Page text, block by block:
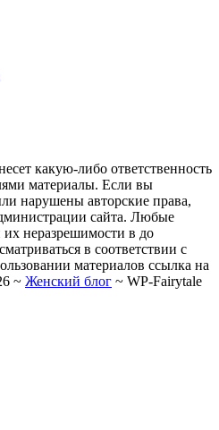
какую-либо ответственность
материалы. Если вы
нарушены авторские права,
сайта. Любые
неразрешимости в до
в соответствии с
материалов ссылка на
~ Женский блог ~ WP-Fairytale